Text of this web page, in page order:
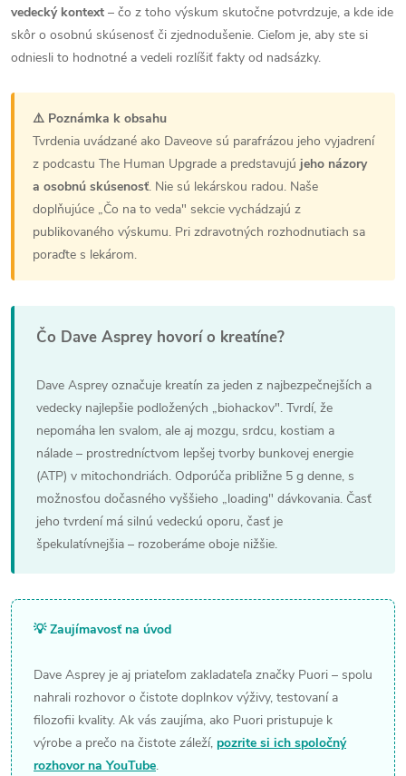
vedecký kontext – čo z toho výskum skutočne potvrdzuje, a kde ide
skôr o osobnú skúsenosť či zjednodušenie. Cieľom je, aby ste si
odniesli to hodnotné a vedeli rozlíšiť fakty od nadsázky.
⚠️ Poznámka k obsahu
Tvrdenia uvádzané ako Daveove sú parafrázou jeho vyjadrení
z podcastu The Human Upgrade a predstavujú jeho názory
a osobnú skúsenosť. Nie sú lekárskou radou. Naše
doplňujúce „Čo na to veda" sekcie vychádzajú z
publikovaného výskumu. Pri zdravotných rozhodnutiach sa
poraďte s lekárom.
Čo Dave Asprey hovorí o kreatíne?
Dave Asprey označuje kreatín za jeden z najbezpečnejších a
vedecky najlepšie podložených „biohackov". Tvrdí, že
nepomáha len svalom, ale aj mozgu, srdcu, kostiam a
nálade – prostredníctvom lepšej tvorby bunkovej energie
(ATP) v mitochondriách. Odporúča približne 5 g denne, s
možnosťou dočasného vyššieho „loading" dávkovania. Časť
jeho tvrdení má silnú vedeckú oporu, časť je
špekulatívnejšia – rozoberáme oboje nižšie.
💡 Zaujímavosť na úvod
Dave Asprey je aj priateľom zakladateľa značky Puori – spolu
nahrali rozhovor o čistote doplnkov výživy, testovaní a
filozofii kvality. Ak vás zaujíma, ako Puori pristupuje k
výrobe a prečo na čistote záleží, pozrite si ich spoločný
rozhovor na YouTube.